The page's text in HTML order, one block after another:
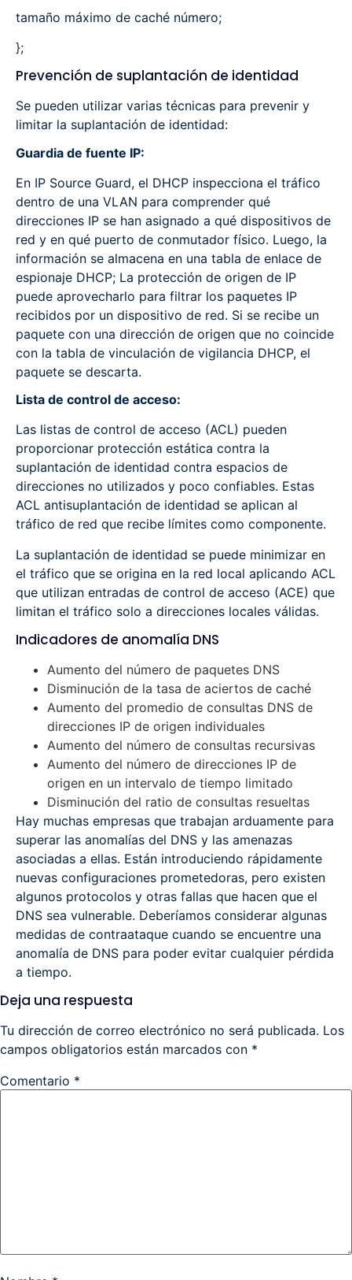
tamaño máximo de caché número;
};
Prevención de suplantación de identidad
Se pueden utilizar varias técnicas para prevenir y
limitar la suplantación de identidad:
Guardia de fuente IP:
En IP Source Guard, el DHCP inspecciona el tráfico
dentro de una VLAN para comprender qué
direcciones IP se han asignado a qué dispositivos de
red y en qué puerto de conmutador físico. Luego, la
información se almacena en una tabla de enlace de
espionaje DHCP; La protección de origen de IP
puede aprovecharlo para filtrar los paquetes IP
recibidos por un dispositivo de red. Si se recibe un
paquete con una dirección de origen que no coincide
con la tabla de vinculación de vigilancia DHCP, el
paquete se descarta.
Lista de control de acceso:
Las listas de control de acceso (ACL) pueden
proporcionar protección estática contra la
suplantación de identidad contra espacios de
direcciones no utilizados y poco confiables. Estas
ACL antisuplantación de identidad se aplican al
tráfico de red que recibe límites como componente.
La suplantación de identidad se puede minimizar en
el tráfico que se origina en la red local aplicando ACL
que utilizan entradas de control de acceso (ACE) que
limitan el tráfico solo a direcciones locales válidas.
Indicadores de anomalía DNS
Aumento del número de paquetes DNS
Disminución de la tasa de aciertos de caché
Aumento del promedio de consultas DNS de
direcciones IP de origen individuales
Aumento del número de consultas recursivas
Aumento del número de direcciones IP de
origen en un intervalo de tiempo limitado
Disminución del ratio de consultas resueltas
Hay muchas empresas que trabajan arduamente para
superar las anomalías del DNS y las amenazas
asociadas a ellas. Están introduciendo rápidamente
nuevas configuraciones prometedoras, pero existen
algunos protocolos y otras fallas que hacen que el
DNS sea vulnerable. Deberíamos considerar algunas
medidas de contraataque cuando se encuentre una
anomalía de DNS para poder evitar cualquier pérdida
a tiempo.
Deja una respuesta
Tu dirección de correo electrónico no será publicada. Los
campos obligatorios están marcados con *
Comentario *